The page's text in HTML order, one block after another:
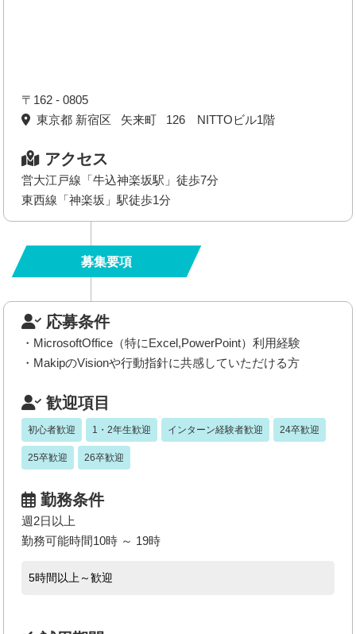
〒162 - 0805
東京都 新宿区 矢来町 126 NITTOビル1階
アクセス
営大江戸線「牛込神楽坂駅」徒歩7分
東西線「神楽坂」駅徒歩1分
募集要項
応募条件
・MicrosoftOffice（特にExcel,PowerPoint）利用経験
・MakipのVisionや行動指針に共感していただける方
歓迎項目
初心者歓迎 1・2年生歓迎 インターン経験者歓迎 24卒歓迎
25卒歓迎 26卒歓迎
勤務条件
週2日以上
勤務可能時間10時 ～ 19時
5時間以上～歓迎